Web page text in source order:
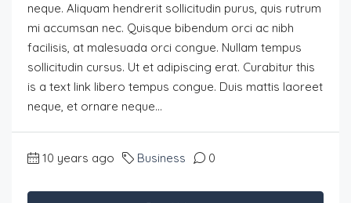
neque. Aliquam hendrerit sollicitudin purus, quis rutrum
mi accumsan nec. Quisque bibendum orci ac nibh
facilisis, at malesuada orci congue. Nullam tempus
sollicitudin cursus. Ut et adipiscing erat. Curabitur this
is a text link libero tempus congue. Duis mattis laoreet
neque, et ornare neque...
10 years ago Business 0